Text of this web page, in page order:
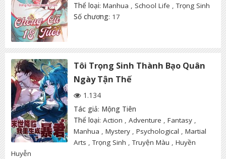
Thể loại: Manhua , School Life ,Trọng Sinh
Số chương: 17
Tôi Trọng Sinh Thành Bạo Quân
Ngày Tận Thế
1.134
Tác giả: Mộng Tiên
Thể loại: Action , Adventure , Fantasy ,
Manhua , Mystery , Psychological , Martial
Arts ,Trọng Sinh ,Truyện Màu , Huyền
Huyễn